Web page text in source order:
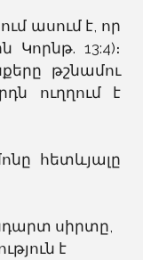
ասում է, որ
13:4)։
թշնամու
ուղղում է
հետևյալը
սիրտը,
է